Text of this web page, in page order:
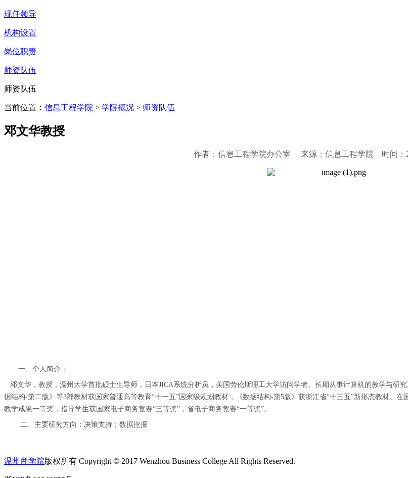
现任领导
机构设置
岗位职责
师资队伍
师资队伍
当前位置： 信息工程学院 > 学院概况 > 师资队伍
邓文华教授
作者：信息工程学院办公室 来源：信息工程学院 时间：
一、个人简介：
邓文华，教授，温州大学首批硕士生导师，日本JICA系统分析员，美国劳伦斯理工大学访问学者。长期从事计算机的教学与研
据结构-第二版》等3部教材获国家普通高等教育“十一五”国家级规划教材，《数据结构-第5版》获浙江省“十三五”新形态教材。在
教学成果一等奖，指导学生获国家电子商务竞赛“三等奖”，省电子商务竞赛“一等奖”。
二、主要研究方向：决策支持； 数据挖掘
温州商学院版权所有 Copyright © 2017 Wenzhou Business College All Rights Reserved.